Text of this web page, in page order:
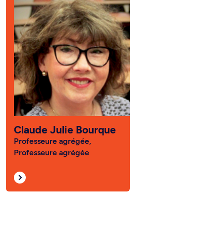
Claude Julie Bourque
Professeure agrégée,
Professeure agrégée